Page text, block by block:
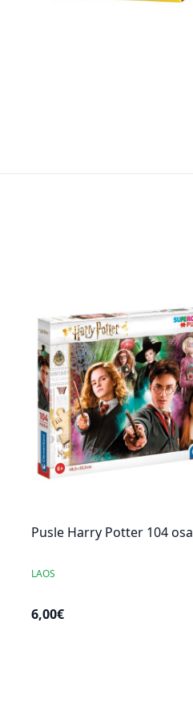
Pusle Harry Potter 104 osa
LAOS
6,00€